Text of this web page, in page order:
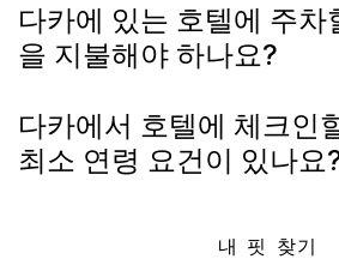
다카에 있는 호텔에 주차
을 지불해야 하나요?
다카에서 호텔에 체크인
최소 연령 요건이 있나요
내 핏 찾기